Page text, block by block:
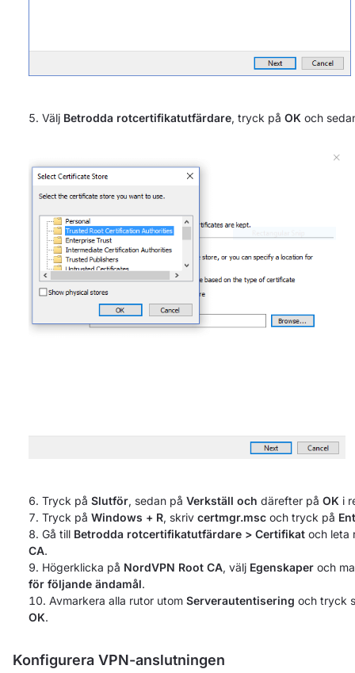
Välj Betrodda rotcertifikatutfärdare, tryck på OK och
Tryck på Slutför, sedan på Verkställ och därefter på OK i
Tryck på Windows + R, skriv certmgr.msc och tryck på
Gå till Betrodda rotcertifikatutfärdare > Certifikat och leta
CA.
Högerklicka på NordVPN Root CA, välj Egenskaper och
för följande ändamål.
Avmarkera alla rutor utom Serverautentisering och tryck
OK.
Konfigurera VPN-anslutningen